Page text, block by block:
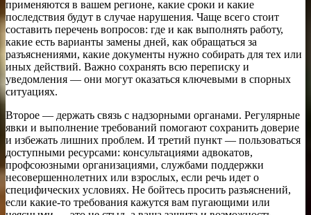
применяются в вашем регионе, какие сроки и какие
последствия будут в случае нарушения. Чаще всего стоит
составить перечень вопросов: где и как выполнять работу,
какие есть варианты замены дней, как обращаться за
разъяснениями, какие документы нужно собирать для тех или
иных действий. Важно сохранять всю переписку и
уведомления — они могут оказаться ключевыми в спорных
ситуациях.
Второе — держать связь с надзорными органами. Регулярные
явки и выполнение требований помогают сохранить доверие
и избежать лишних проблем. И третий пункт — пользоваться
доступными ресурсами: консультациями адвокатов,
профсоюзными организациями, службами поддержки
несовершеннолетних или взрослых, если речь идет о
специфических условиях. Не бойтесь просить разъяснений,
если какие-то требования кажутся вам пугающими или